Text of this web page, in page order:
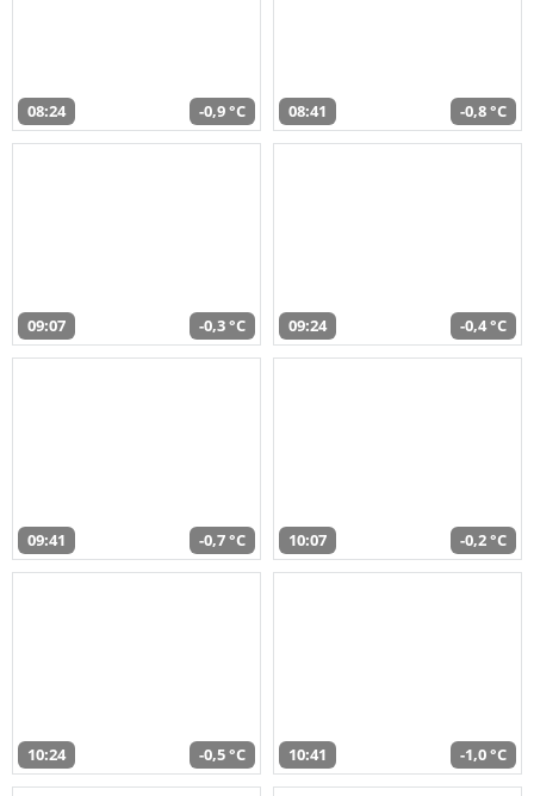
08:24 -0,9 °C 08:41 -0,8 °C
09:07 -0,3 °C 09:24 -0,4 °C
09:41 -0,7 °C 10:07 -0,2 °C
10:24 -0,5 °C 10:41 -1,0 °C